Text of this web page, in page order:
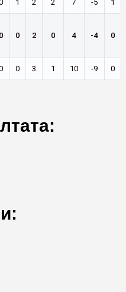
1 2 2 7 -5 1
0 0 2 0 4 -4 0
0 3 1 10 -9 0